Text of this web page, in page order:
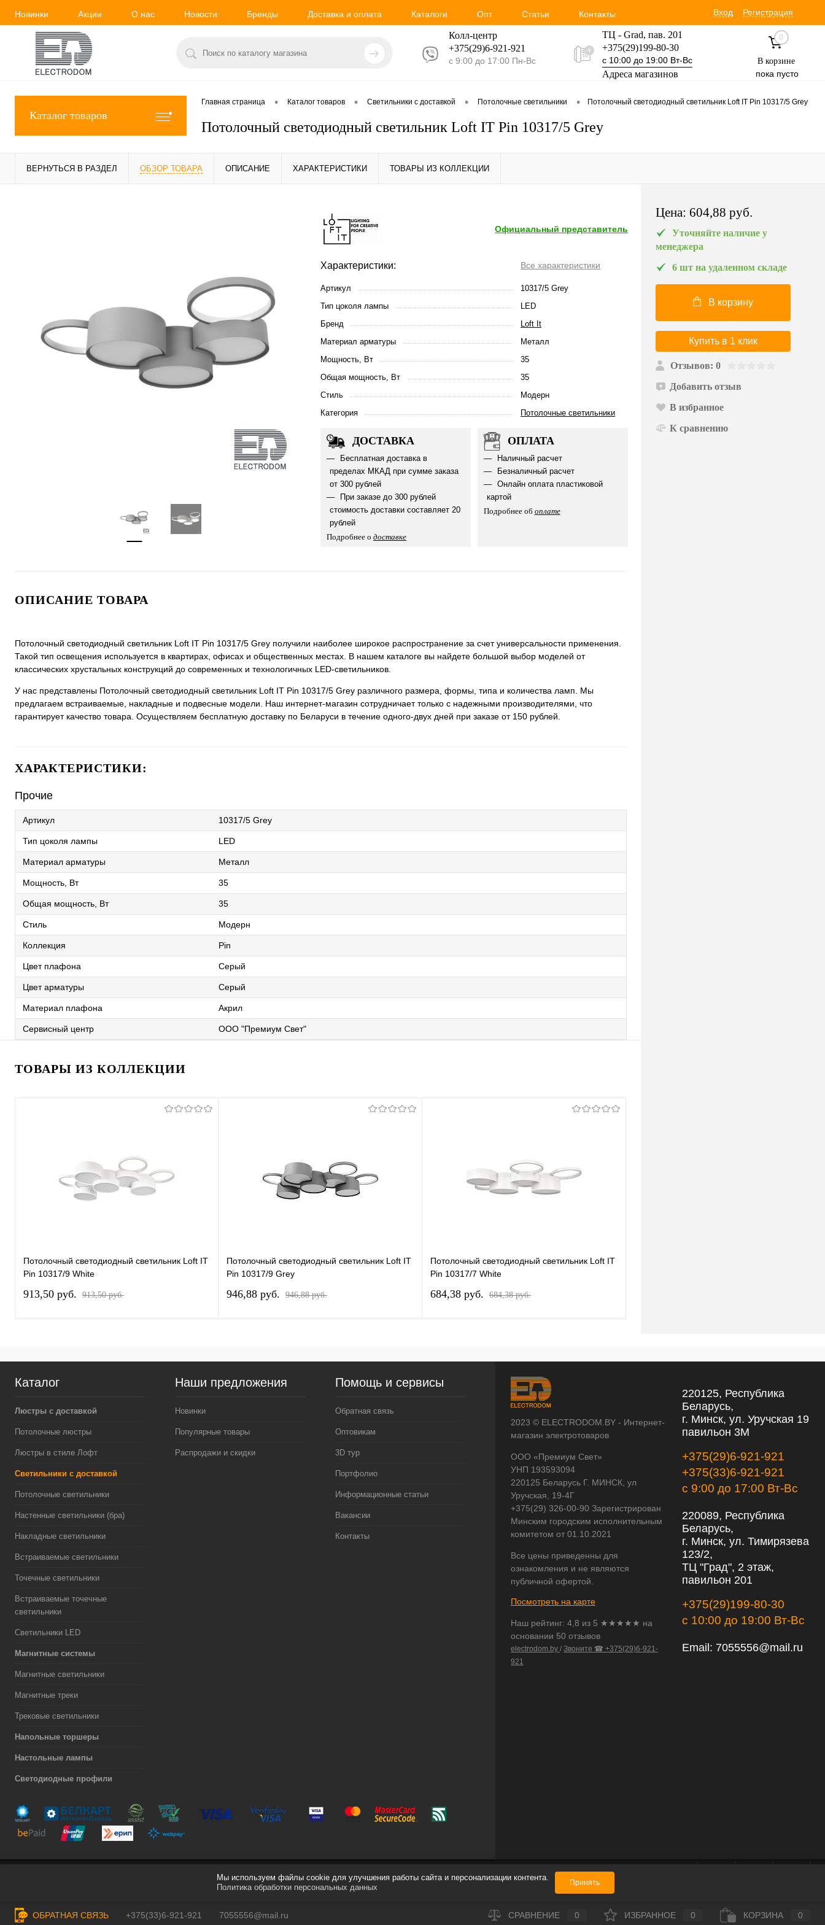
Новинки Акции О нас Новости Бренды Доставка и оплата Каталоги Опт Статьи Контакты Вход Регистрация
Колл-центр
+375(29)6-921-921
с 9:00 до 17:00 Пн-Вс
ТЦ - Grad, пав. 201
+375(29)199-80-30
с 10:00 до 19:00 Вт-Вс
Адреса магазинов
+375(29)354-30-60
0
В корзине
пока пусто
Каталог товаров
Главная страница • Каталог товаров • Светильники с доставкой • Потолочные светильники • Потолочный светодиодный светильник Loft IT Pin 10317/5 Grey
Потолочный светодиодный светильник Loft IT Pin 10317/5 Grey
ВЕРНУТЬСЯ В РАЗДЕЛ ОБЗОР ТОВАРА ОПИСАНИЕ ХАРАКТЕРИСТИКИ ТОВАРЫ ИЗ КОЛЛЕКЦИИ
Официальный представитель
Характеристики: Все характеристики
Артикул
10317/5 Grey
Тип цоколя лампы
LED
Бренд
Loft It
Материал арматуры
Металл
Мощность, Вт
35
Общая мощность, Вт
35
Стиль
Модерн
Категория
Потолочные светильники
ДОСТАВКА
Бесплатная доставка в
пределах МКАД при сумме заказа
от 300 рублей
При заказе до 300 рублей
стоимость доставки составляет 20
рублей
Подробнее о доставке
ОПЛАТА
Наличный расчет
Безналичный расчет
Онлайн оплата пластиковой
картой
Подробнее об оплате
ОПИСАНИЕ ТОВАРА
Потолочный светодиодный светильник Loft IT Pin 10317/5 Grey получили наиболее широкое распространение за счет универсальности применения.
Такой тип освещения используется в квартирах, офисах и общественных местах. В нашем каталоге вы найдете большой выбор моделей от
классических хрустальных конструкций до современных и технологичных LED-светильников.
У нас представлены Потолочный светодиодный светильник Loft IT Pin 10317/5 Grey различного размера, формы, типа и количества ламп. Мы
предлагаем встраиваемые, накладные и подвесные модели. Наш интернет-магазин сотрудничает только с надежными производителями, что
гарантирует качество товара. Осуществляем бесплатную доставку по Беларуси в течение одного-двух дней при заказе от 150 рублей.
ХАРАКТЕРИСТИКИ:
Прочие
Артикул 10317/5 Grey
Тип цоколя лампы LED
Материал арматуры Металл
Мощность, Вт 35
Общая мощность, Вт 35
Стиль Модерн
Коллекция Pin
Цвет плафона Серый
Цвет арматуры Серый
Материал плафона Акрил
Сервисный центр ООО "Премиум Свет"
ТОВАРЫ ИЗ КОЛЛЕКЦИИ
Потолочный светодиодный светильник Loft IT
Pin 10317/9 White
913,50 pуб. 913,50 pуб.
Потолочный светодиодный светильник Loft IT
Pin 10317/9 Grey
946,88 pуб. 946,88 pуб.
Потолочный светодиодный светильник Loft IT
Pin 10317/7 White
684,38 pуб. 684,38 pуб.
Цена: 604,88 pуб.
Уточняйте наличие у
менеджера
6 шт на удаленном складе
В корзину
Купить в 1 клик
Отзывов: 0
Добавить отзыв
В избранное
К сравнению
Каталог
Люстры с доставкой
Потолочные люстры
Люстры в стиле Лофт
Светильники с доставкой
Потолочные светильники
Настенные светильники (бра)
Накладные светильники
Встраиваемые светильники
Точечные светильники
Встраиваемые точечные
светильники
Светильники LED
Магнитные системы
Магнитные светильники
Магнитные треки
Трековые светильники
Напольные торшеры
Настольные лампы
Светодиодные профили
Наши предложения
Новинки
Популярные товары
Распродажи и скидки
Помощь и сервисы
Обратная связь
Оптовикам
3D тур
Портфолио
Информационные статьи
Вакансии
Контакты
2023 © ELECTRODOM.BY - Интернет-
магазин электротоваров
ООО «Премиум Свет»
УНП 193593094
220125 Беларусь Г. МИНСК, ул
Уручская, 19-4Г
+375(29) 326-00-90 Зарегистрирован
Минским городским исполнительным
комитетом от 01.10.2021
Все цены приведенны для
ознакомления и не являются
публичной офертой.
Посмотреть на карте
Наш рейтинг: 4,8 из 5 ★★★★★ на
основании 50 отзывов
electrodom.by / Звоните ☎ +375(29)6-921-
921
220125, Республика
Беларусь,
г. Минск, ул. Уручская 19
павильон 3М
+375(29)6-921-921
+375(33)6-921-921
с 9:00 до 17:00 Вт-Вс
220089, Республика
Беларусь,
г. Минск, ул. Тимирязева
123/2,
ТЦ "Град", 2 этаж,
павильон 201
+375(29)199-80-30
с 10:00 до 19:00 Вт-Вс
Email: 7055556@mail.ru
ОБРАТНАЯ СВЯЗЬ +375(33)6-921-921 7055556@mail.ru СРАВНЕНИЕ 0 ИЗБРАННОЕ 0 КОРЗИНА 0
Мы используем файлы cookie для улучшения работы сайта и персонализации контента.
Политика обработки персональных данных
Принять